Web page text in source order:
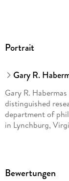
Portrait
Gary R.
Gary R.
distinguished
department of
in Lynchburg,
Bewertungen